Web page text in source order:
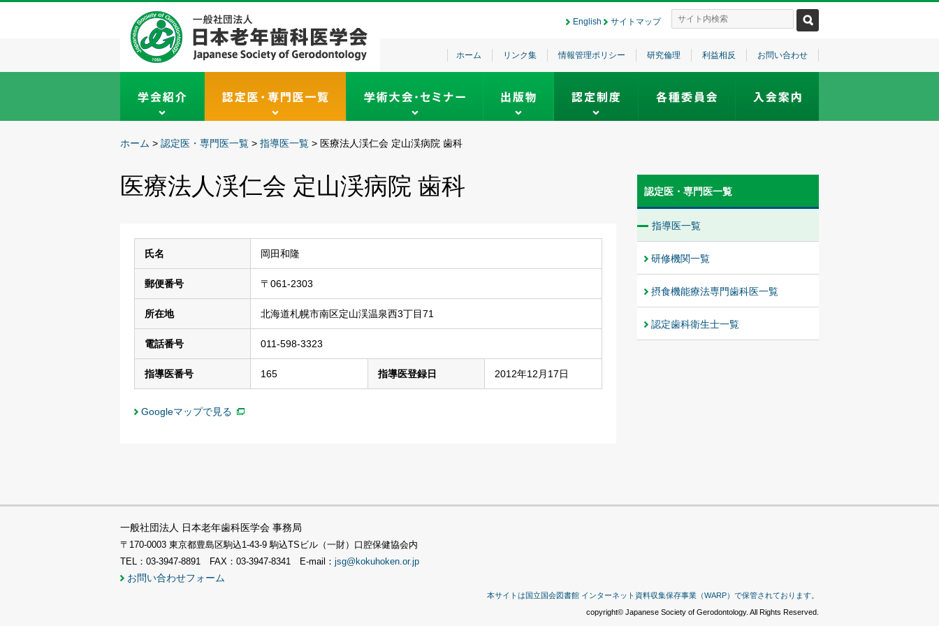
English サイトマップ
ホーム リンク集 情報管理ポリシー 研究倫理 利益相反 お問い合わせ
ホーム > 認定医・専門医一覧 > 指導医一覧 > 医療法人渓仁会 定山渓病院 歯科
医療法人渓仁会 定山渓病院 歯科
氏名 岡田和隆
郵便番号 〒061-2303
所在地 北海道札幌市南区定山渓温泉西3丁目71
電話番号 011-598-3323
指導医番号 165 指導医登録日 2012年12月17日
Googleマップで見る
認定医・専門医一覧
指導医一覧
研修機関一覧
摂食機能療法専門歯科医一覧
認定歯科衛生士一覧
一般社団法人 日本老年歯科医学会 事務局
〒170-0003 東京都豊島区駒込1-43-9 駒込TSビル（一財）口腔保健協会内
TEL：03-3947-8891 FAX：03-3947-8341 E-mail： jsg@kokuhoken.or.jp
お問い合わせフォーム
本サイトは国立国会図書館 インターネット資料収集保存事業（WARP）で保管されております。
copyright© Japanese Society of Gerodontology. All Rights Reserved.